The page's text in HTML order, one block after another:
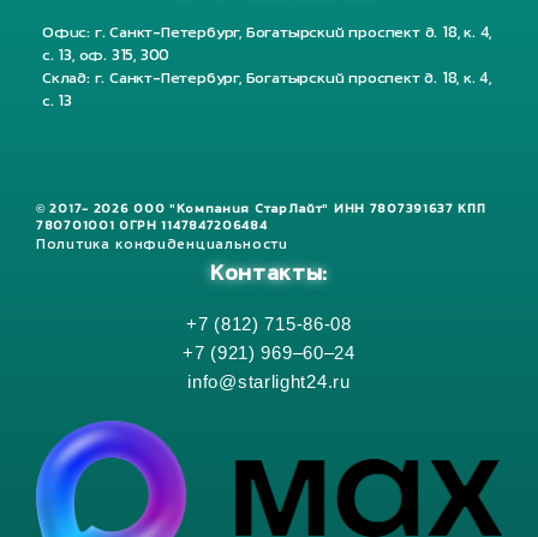
Офис: г. Санкт-Петербург, Богатырский проспект д. 18, к. 4,
с. 13, оф. 315, 300
Склад: г. Санкт-Петербург, Богатырский проспект д. 18, к. 4,
с. 13
© 2017- 2026 ООО "Компания СтарЛайт" ИНН 7807391637 КПП
780701001 ОГРН 1147847206484
Политика конфиденциальности
Контакты:
+7 (812) 715-86-08
+7 (921) 969–60–24
info@starlight24.ru